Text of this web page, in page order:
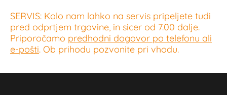
SERVIS: Kolo nam lahko na servis pripeljete tudi
pred odprtjem trgovine, in sicer od 7.00 dalje.
Priporočamo predhodni dogovor po telefonu ali
e-pošti. Ob prihodu pozvonite pri vhodu.